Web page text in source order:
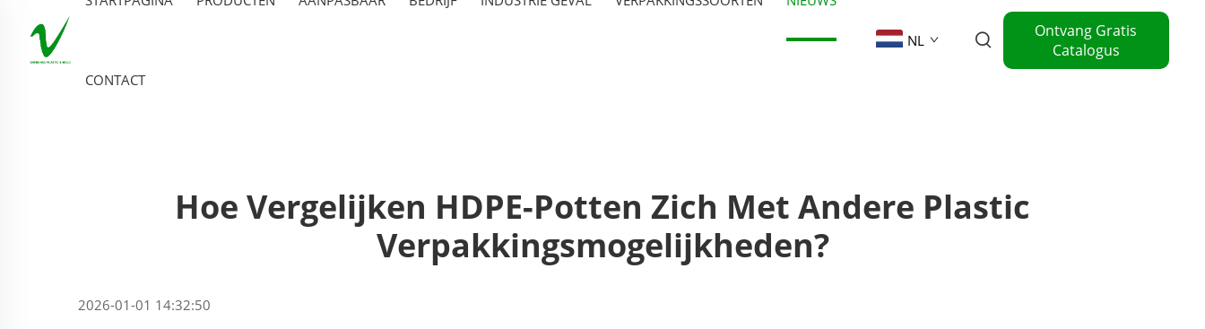
CONTACT
NL
Ontvang Gratis
Catalogus
Hoe Vergelijken HDPE-Potten Zich Met Andere Plastic
Verpakkingsmogelijkheden?
2026-01-01 14:32:50